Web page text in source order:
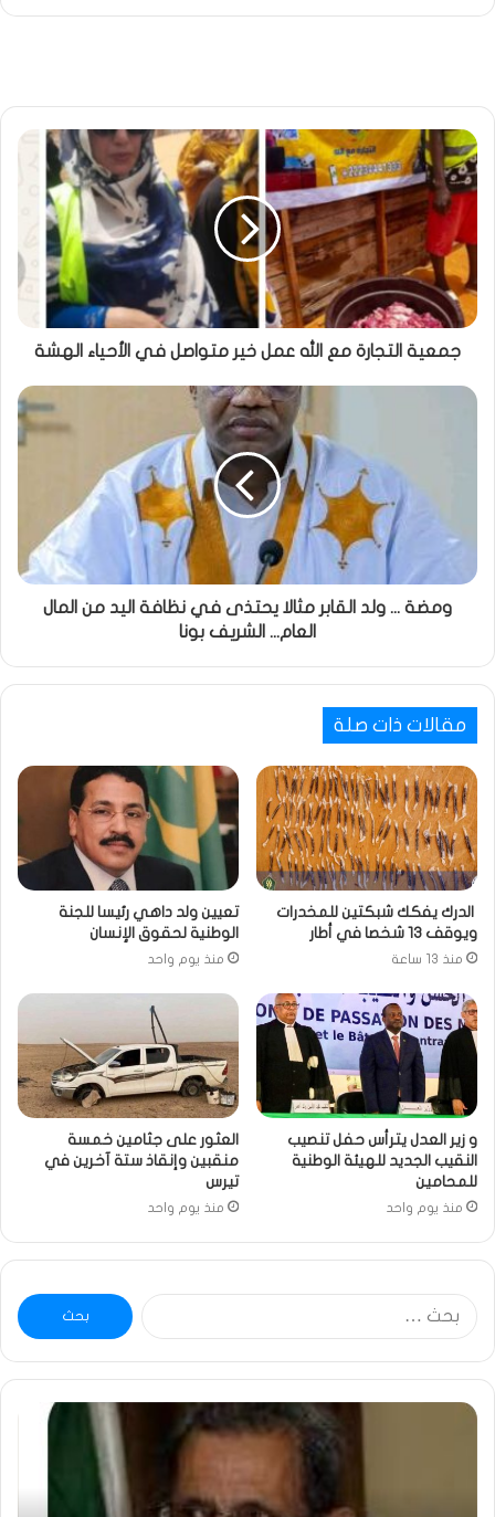
جمعية التجارة مع الله عمل خير متواصل في الأحياء الهشة
ومضة ... ولد القابر مثالا يحتذى في نظافة اليد من المال
العام... الشريف بونا
مقالات ذات صلة
الدرك يفكك شبكتين للمخدرات
ويوقف 13 شخصا في أطار
منذ 13 ساعة
تعيين ولد داهي رئيسا للجنة
الوطنية لحقوق الإنسان
منذ يوم واحد
و زير العدل يترأس حفل تنصيب
النقيب الجديد للهيئة الوطنية
للمحامين
منذ يوم واحد
العثور على جثامين خمسة
منقبين وإنقاذ ستة آخرين في
تيرس
منذ يوم واحد
البحث
عن:
ومضة